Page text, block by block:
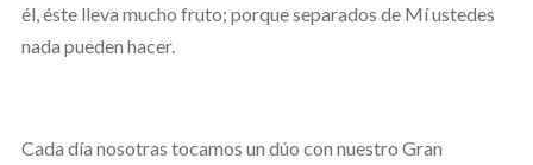
él, éste lleva mucho fruto; porque separados de Mí ustedes
nada pueden hacer.
Cada día nosotras tocamos un dúo con nuestro Gran